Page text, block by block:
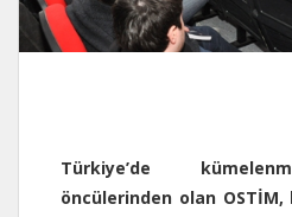
Türkiye’de
öncülerinden olan OSTİM,